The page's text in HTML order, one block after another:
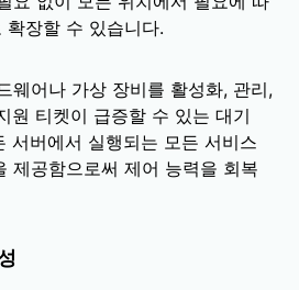
장할 수 있습니다.
웨어나 가상 장비를 활성화, 관리,
원 티켓이 급증할 수 있는 대기
서버에서 실행되는 모든 서비스
제공함으로써 제어 능력을 회복